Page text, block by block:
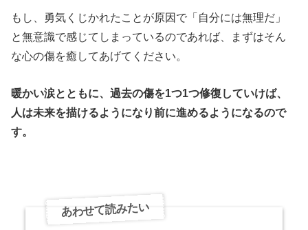
もし、勇気くじかれたことが原因で「自分には無理だ」
と無意識で感じてしまっているのであれば、まずはそん
な心の傷を癒してあげてください。
暖かい涙とともに、過去の傷を1つ1つ修復していけば、
人は未来を描けるようになり前に進めるようになるので
す。
あわせて読みたい